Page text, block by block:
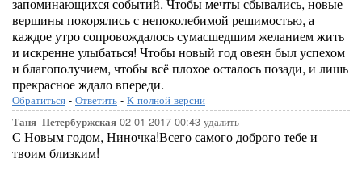
вершины покорялись с непоколебимой решимостью, а
каждое утро сопровождалось сумасшедшим желанием жить
и искренне улыбаться! Чтобы новый год овеян был успехом
и благополучием, чтобы всё плохое осталось позади, и лишь
прекрасное ждало впереди.
Обратиться - Ответить - К полной версии
Таня_Петербуржская 02-01-2017-00:43 удалить
С Новым годом, Ниночка!Всего самого доброго тебе и
твоим близким!